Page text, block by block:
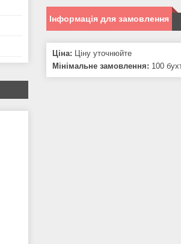
Інформація для замовлення
Ціна: Ціну уточнюйте
Мінімальне замовлення: 100